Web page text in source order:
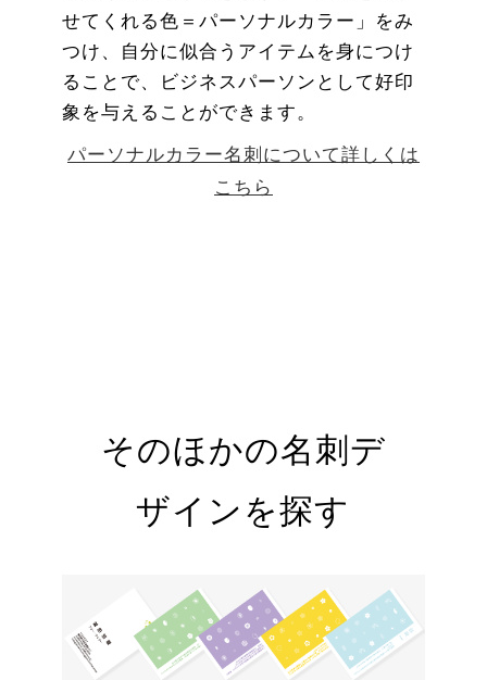
せてくれる色＝パーソナルカラー」をみ
つけ、自分に似合うアイテムを身につけ
ることで、ビジネスパーソンとして好印
象を与えることができます。
パーソナルカラー名刺について詳しくは
こちら
そのほかの名刺デ
ザインを探す